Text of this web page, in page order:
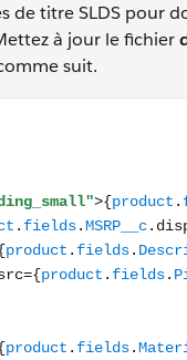
de titre SLDS pour
à jour le fichier
suit.